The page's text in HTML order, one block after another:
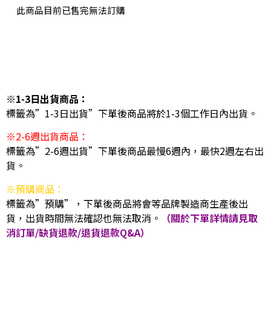
此商品目前已售完無法訂購
※1-3日出貨商品：
標籤為”1-3日出貨”下單後商品將於1-3個工作日內出貨。
※2-6週出貨商品：
標籤為”2-6週出貨”下單後商品最慢6週內，最快2週左右出
貨。
※預購商品：
標籤為”預購”，下單後商品將會等品牌製造商生產後出
貨，出貨時間無法確認也無法取消。
（關於下單詳情請見取
消訂單/缺貨退款/退貨退款Q&A）